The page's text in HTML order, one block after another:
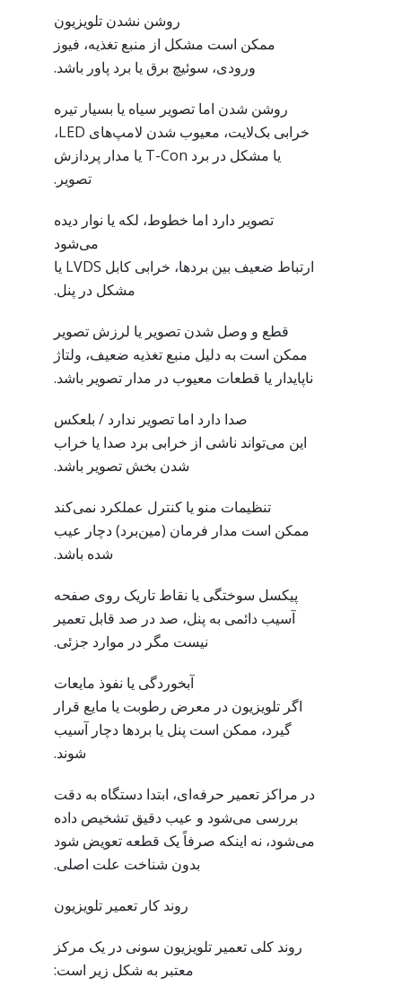
روشن نشدن تلویزیون
ممکن است مشکل از منبع تغذیه، فیوز
ورودی، سوئیچ برق یا برد پاور باشد.
روشن شدن اما تصویر سیاه یا بسیار تیره
خرابی بک‌لایت، معیوب شدن لامپ‌های LED،
یا مشکل در برد T-Con یا مدار پردازش
تصویر.
تصویر دارد اما خطوط، لکه یا نوار دیده
می‌شود
ارتباط ضعیف بین بردها، خرابی کابل LVDS یا
مشکل در پنل.
قطع و وصل شدن تصویر یا لرزش تصویر
ممکن است به دلیل منبع تغذیه ضعیف، ولتاژ
ناپایدار یا قطعات معیوب در مدار تصویر باشد.
صدا دارد اما تصویر ندارد / بلعکس
این می‌تواند ناشی از خرابی برد صدا یا خراب
شدن بخش تصویر باشد.
تنظیمات منو یا کنترل عملکرد نمی‌کند
ممکن است مدار فرمان (مین‌برد) دچار عیب
شده باشد.
پیکسل سوختگی یا نقاط تاریک روی صفحه
آسیب دائمی به پنل، صد در صد قابل تعمیر
نیست مگر در موارد جزئی.
آبخوردگی یا نفوذ مایعات
اگر تلویزیون در معرض رطوبت یا مایع قرار
گیرد، ممکن است پنل یا بردها دچار آسیب
شوند.
در مراکز تعمیر حرفه‌ای، ابتدا دستگاه به دقت
بررسی می‌شود و عیب دقیق تشخیص داده
می‌شود، نه اینکه صرفاً یک قطعه تعویض شود
بدون شناخت علت اصلی.
روند کار تعمیر تلویزیون
روند کلی تعمیر تلویزیون سونی در یک مرکز
معتبر به شکل زیر است: